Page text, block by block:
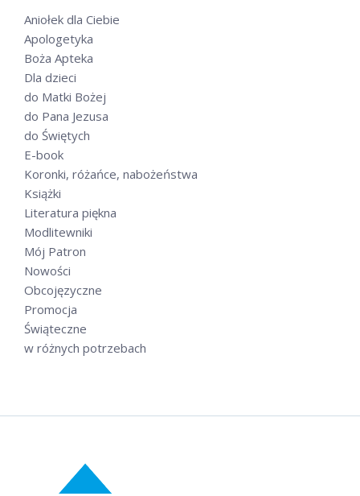
Aniołek dla Ciebie
Apologetyka
Boża Apteka
Dla dzieci
do Matki Bożej
do Pana Jezusa
do Świętych
E-book
Koronki, różańce, nabożeństwa
Książki
Literatura piękna
Modlitewniki
Mój Patron
Nowości
Obcojęzyczne
Promocja
Świąteczne
w różnych potrzebach